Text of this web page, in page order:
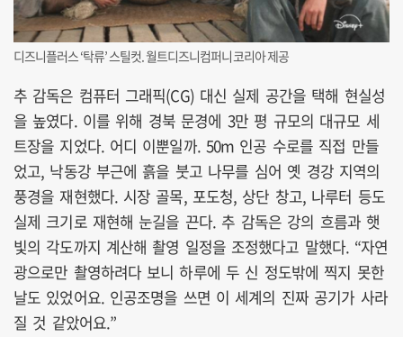
디즈니플러스 ‘탁류’ 스틸컷. 월트디즈니컴퍼니코리아 제공
추 감독은 컴퓨터 그래픽(CG) 대신 실제 공간을 택해 현실성
을 높였다. 이를 위해 경북 문경에 3만 평 규모의 대규모 세
트장을 지었다. 어디 이뿐일까. 50m 인공 수로를 직접 만들
었고, 낙동강 부근에 흙을 붓고 나무를 심어 옛 경강 지역의
풍경을 재현했다. 시장 골목, 포도청, 상단 창고, 나루터 등도
실제 크기로 재현해 눈길을 끈다. 추 감독은 강의 흐름과 햇
빛의 각도까지 계산해 촬영 일정을 조정했다고 말했다. “자연
광으로만 촬영하려다 보니 하루에 두 신 정도밖에 찍지 못한
날도 있었어요. 인공조명을 쓰면 이 세계의 진짜 공기가 사라
질 것 같았어요.”